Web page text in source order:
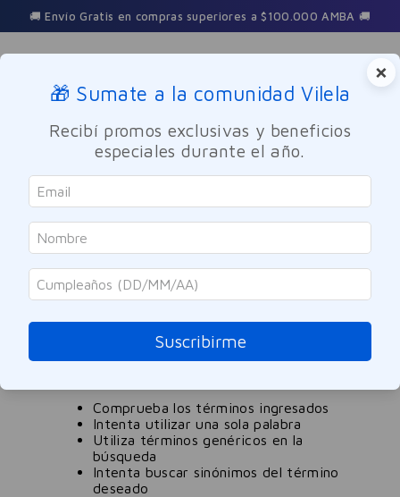
🚚 Envío Gratis en compras superiores a $100.000 AMBA 🚚
Buscar
crema-corporal-ultranutritiva-goicoechea-200ml
OOPS!
No encontramos ningún resultado para
goicoechea-200ml
"
¿Qué debo hacer?
Comprueba los términos ingresados
Intenta utilizar una sola palabra
Utiliza términos genéricos en la
búsqueda
Intenta buscar sinónimos del término
deseado
×
🎁 Sumate a la comunidad Vilela
Recibí promos exclusivas y beneficios
especiales durante el año.
Suscribirme